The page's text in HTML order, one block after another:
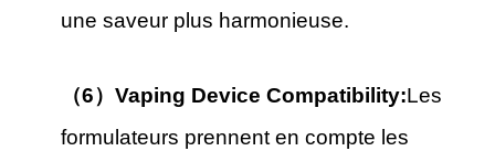
une saveur plus harmonieuse.
（6）Vaping Device Compatibility:Les
formulateurs prennent en compte les